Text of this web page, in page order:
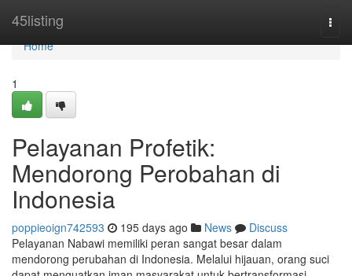
45listing
Home
Home
1
Pelayanan Profetik:
Mendorong Perobahan di
Indonesia
poppieoign742593 195 days ago News
Discuss
Pelayanan Nabawi memiliki peran sangat besar dalam
mendorong perubahan di Indonesia. Melalui hijauan, orang suci